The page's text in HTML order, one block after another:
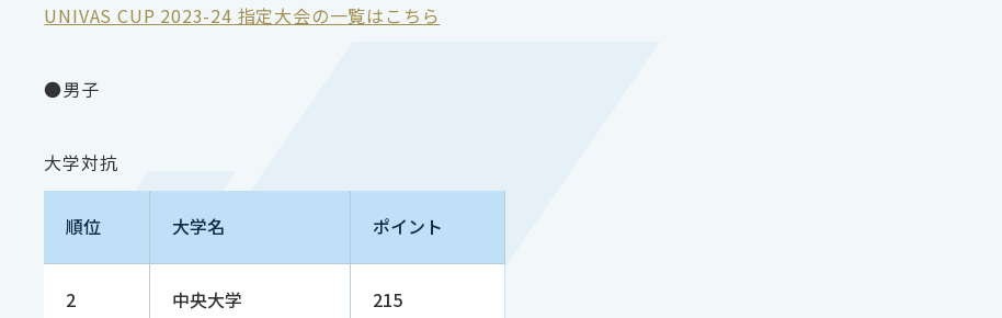
UNIVAS CUP 2023-24 指定大会の一覧はこちら
●男子
大学対抗
順位 大学名 ポイント
2 中央大学 215